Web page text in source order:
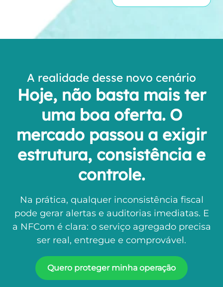
A realidade desse novo cenário
Hoje, não basta mais ter
uma boa oferta. O
mercado passou a exigir
estrutura, consistência e
controle.
Na prática, qualquer inconsistência fiscal
pode gerar alertas e auditorias imediatas. E
a NFCom é clara: o serviço agregado precisa
ser real, entregue e comprovável.
Quero proteger minha operação